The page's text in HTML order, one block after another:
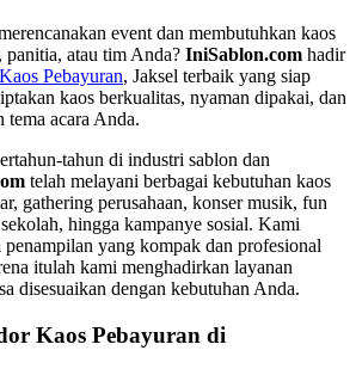
event dan membutuhkan kaos
panitia, atau tim Anda? IniSablon.com hadir
Pebayuran, Jaksel terbaik yang siap
kaos berkualitas, nyaman dipakai, dan
tema acara Anda.
tahun di industri sablon dan
telah melayani berbagai kebutuhan kaos
gathering perusahaan, konser musik, fun
hingga kampanye sosial. Kami
yang kompak dan profesional
itulah kami menghadirkan layanan
disesuaikan dengan kebutuhan Anda.
Kaos Pebayuran di